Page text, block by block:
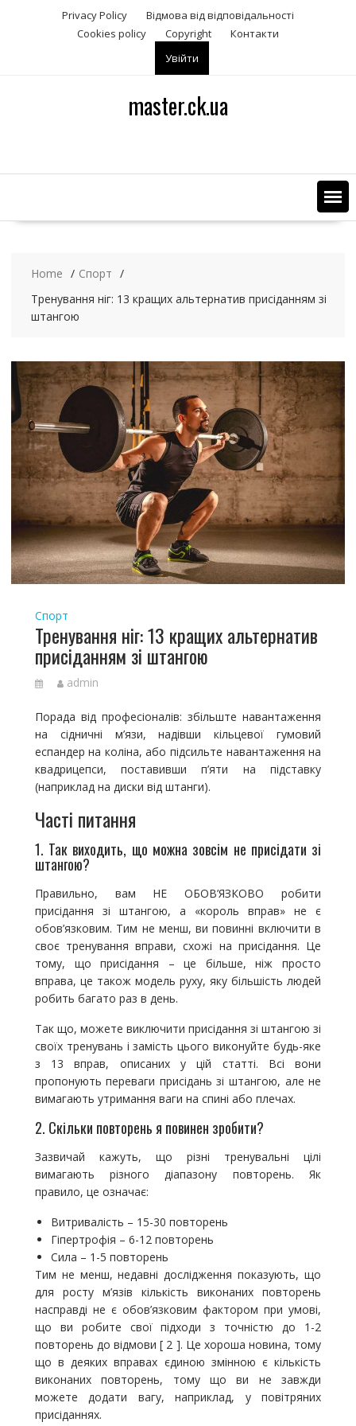
t
Privacy Policy
Відмова від відповідальності
Сookies policy
Copyright
Контакти
Увійти
master.ck.ua
Home
Спорт
Тренування ніг: 13 кращих альтернатив присіданням зі
штангою
Спорт
Тренування ніг: 13 кращих альтернатив
присіданням зі штангою
admin
Порада від професіоналів: збільште навантаження
на сідничні м’язи, надівши кільцевої гумовий
еспандер на коліна, або підсильте навантаження на
квадрицепси, поставивши п’яти на підставку
(наприклад на диски від штанги).
Часті питання
1. Так виходить, що можна зовсім не присідати зі
штангою?
Правильно, вам НЕ ОБОВ’ЯЗКОВО робити
присідання зі штангою, а «король вправ» не є
обов’язковим. Тим не менш, ви повинні включити в
своє тренування вправи, схожі на присідання. Це
тому, що присідання – це більше, ніж просто
вправа, це також модель руху, яку більшість людей
робить багато раз в день.
Так що, можете виключити присідання зі штангою зі
своїх тренувань і замість цього виконуйте будь-яке
з 13 вправ, описаних у цій статті. Всі вони
пропонують переваги присідань зі штангою, але не
вимагають утримання ваги на спині або плечах.
2. Скільки повторень я повинен зробити?
Зазвичай кажуть, що різні тренувальні цілі
вимагають різного діапазону повторень. Як
правило, це означає:
Витривалість – 15-30 повторень
Гіпертрофія – 6-12 повторень
Сила – 1-5 повторень
Тим не менш, недавні дослідження показують, що
для росту м’язів кількість виконаних повторень
насправді не є обов’язковим фактором при умові,
що ви робите свої підходи з точністю до 1-2
повторень до відмови [ 2 ]. Це хороша новина, тому
що в деяких вправах єдиною змінною є кількість
виконаних повторень, тому що ви не завжди
можете додати вагу, наприклад, у повітряних
присіданнях.